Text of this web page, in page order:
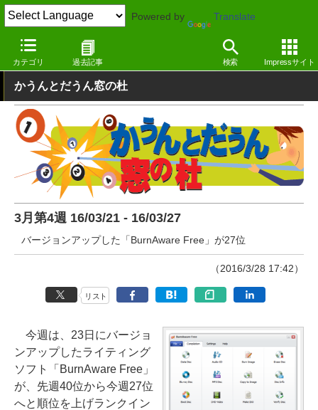
Powered by Translate
カテゴリ 過去記事 検索 Impressサイト
窓の杜 その他の話題
かうんとだうん窓の杜
3月第4週 16/03/21 - 16/03/27
バージョンアップした「BurnAware Free」が27位
（2016/3/28 17:42）
リスト
今週は、23日にバージョ
ンアップしたライティング
ソフト「BurnAware Free」
が、先週40位から今週27位
へと順位を上げランクイン